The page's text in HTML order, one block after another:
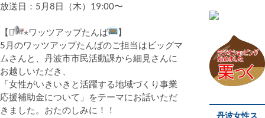
放送日：5月8日（木）19:00〜
【⋆͛ ⋆ワッツアップたんば
】
5月のワッツアップたんばのご担当はビッグマ
ムさんと、丹波市市民活動課から細見さんに
お越しいただき、
「女性がいきいきと活躍する地域づくり事業
応援補助金について」をテーマにお話いただ
きました。おたのしみに！！
丹波女性ス